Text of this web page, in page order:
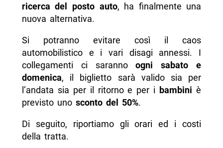
ricerca del posto auto, ha finalmente una
nuova alternativa.
Si potranno evitare così il caos
automobilistico e i vari disagi annessi. I
collegamenti ci sarannoogni sabato e
domenica, il biglietto sarà valido sia per
l’andata sia per il ritorno e per i bambini è
previsto uno sconto del 50%.
Di seguito, riportiamo gli orari ed i costi
della tratta.